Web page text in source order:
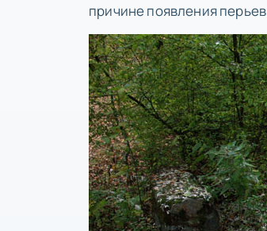
причине появления